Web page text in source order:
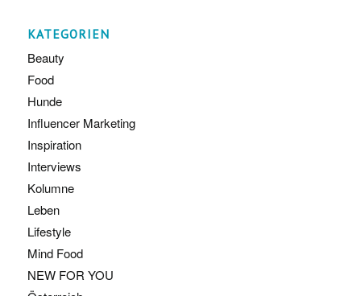
KATEGORIEN
Beauty
Food
Hunde
Influencer Marketing
Inspiration
Interviews
Kolumne
Leben
Lifestyle
Mind Food
NEW FOR YOU